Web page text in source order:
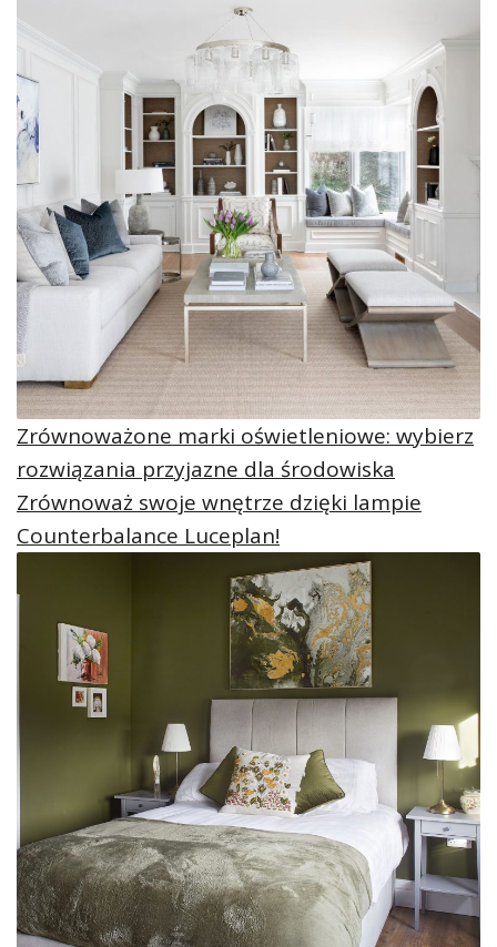
Zrównoważone marki oświetleniowe: wybierz
rozwiązania przyjazne dla środowiska
Zrównoważ swoje wnętrze dzięki lampie
Counterbalance Luceplan!